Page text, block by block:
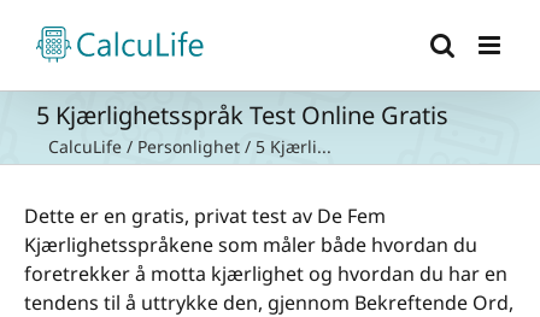
content
5 Kjærlighetsspråk Test Online Gratis
CalcuLife / Personlighet / 5 Kjærli...
Dette er en gratis, privat test av De Fem
Kjærlighetsspråkene som måler både hvordan du
foretrekker å motta kjærlighet og hvordan du har en
tendens til å uttrykke den, gjennom Bekreftende Ord,